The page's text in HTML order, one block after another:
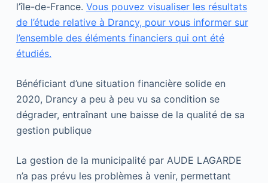
l’île-de-France. Vous pouvez visualiser les résultats
de l’étude relative à Drancy, pour vous informer sur
l’ensemble des éléments financiers qui ont été
étudiés.
Bénéficiant d’une situation financière solide en
2020, Drancy a peu à peu vu sa condition se
dégrader, entraînant une baisse de la qualité de sa
gestion publique
La gestion de la municipalité par AUDE LAGARDE
n’a pas prévu les problèmes à venir, permettant